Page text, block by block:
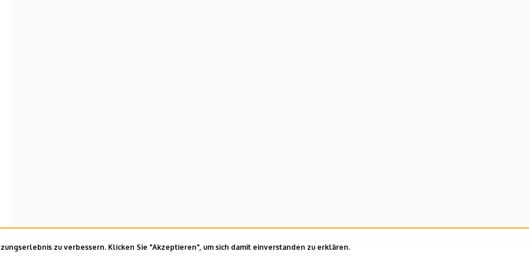
zu verbessern. Klicken Sie "Akzeptieren", um sich damit einverstanden zu erklären.